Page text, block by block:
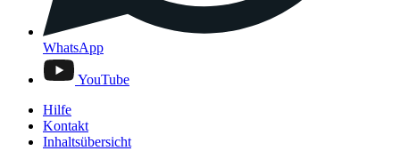
WhatsApp
YouTube
Hilfe
Kontakt
Inhaltsübersicht